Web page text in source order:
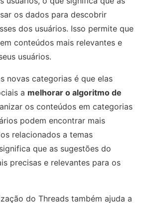
os dados para descobrir
dos usuários. Isso permite que
conteúdos mais relevantes e
usuários.
novas categorias é que elas
a melhorar o algoritmo de
os conteúdos em categorias
podem encontrar mais
relacionados a temas
que as sugestões do
precisas e relevantes para os
do Threads também ajuda a